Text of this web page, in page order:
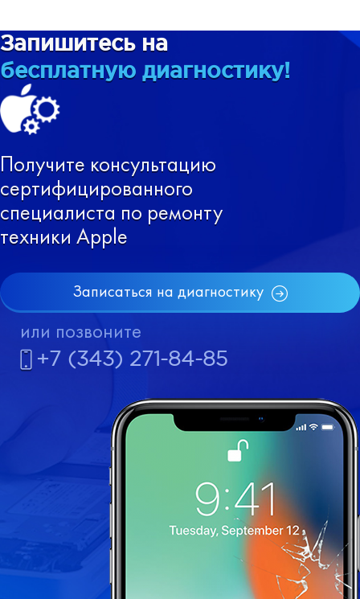
Запишитесь на
бесплатную диагностику!
Получите консультацию
сертифицированного
специалиста по ремонту
техники Apple
Записаться на диагностику
или позвоните
+7 (343) 271-84-85